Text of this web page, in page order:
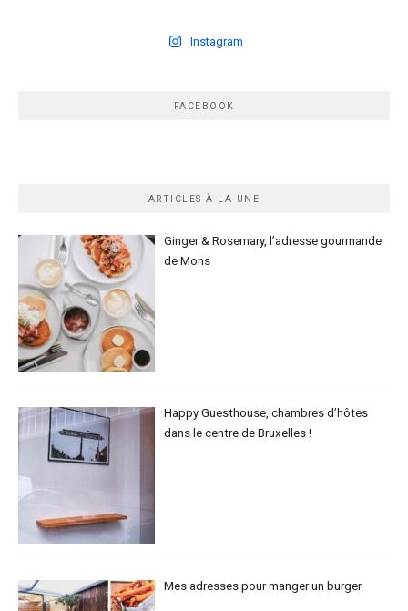
Instagram
FACEBOOK
ARTICLES À LA UNE
Ginger & Rosemary, l’adresse gourmande
de Mons
Happy Guesthouse, chambres d’hôtes
dans le centre de Bruxelles !
Mes adresses pour manger un burger